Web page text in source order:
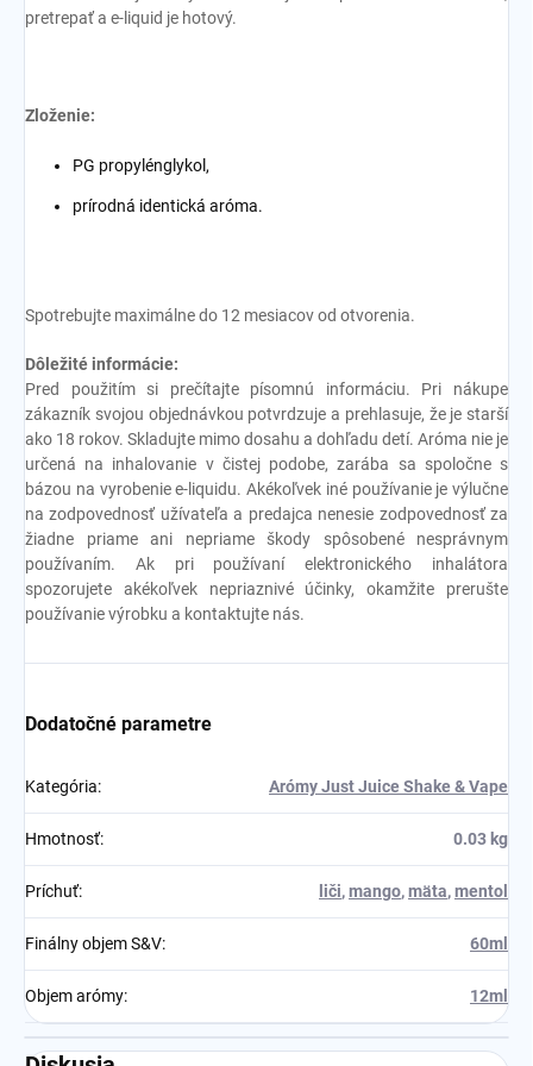
pretrepať a e-liquid je hotový.
Zloženie:
PG propylénglykol,
prírodná identická aróma.
Spotrebujte maximálne do 12 mesiacov od otvorenia.
Dôležité informácie:
Pred použitím si prečítajte písomnú informáciu. Pri nákupe
zákazník svojou objednávkou potvrdzuje a prehlasuje, že je starší
ako 18 rokov. Skladujte mimo dosahu a dohľadu detí. Aróma nie je
určená na inhalovanie v čistej podobe, zarába sa spoločne s
bázou na vyrobenie e-liquidu. Akékoľvek iné používanie je výlučne
na zodpovednosť užívateľa a predajca nenesie zodpovednosť za
žiadne priame ani nepriame škody spôsobené nesprávnym
používaním. Ak pri používaní elektronického inhalátora
spozorujete akékoľvek nepriaznivé účinky, okamžite prerušte
používanie výrobku a kontaktujte nás.
Dodatočné parametre
Kategória: Arómy Just Juice Shake & Vape
Hmotnosť: 0.03 kg
Príchuť: liči,mango,mäta,mentol
Finálny objem S&V: 60ml
Objem arómy: 12ml